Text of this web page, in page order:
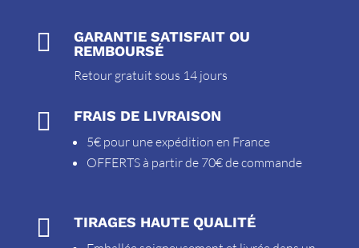

GARANTIE SATISFAIT OU
REMBOURSÉ
Retour gratuit sous 14 jours
 FRAIS DE LIVRAISON
5€ pour une expédition en France
OFFERTS à partir de 70€ de commande
 TIRAGES HAUTE QUALITÉ